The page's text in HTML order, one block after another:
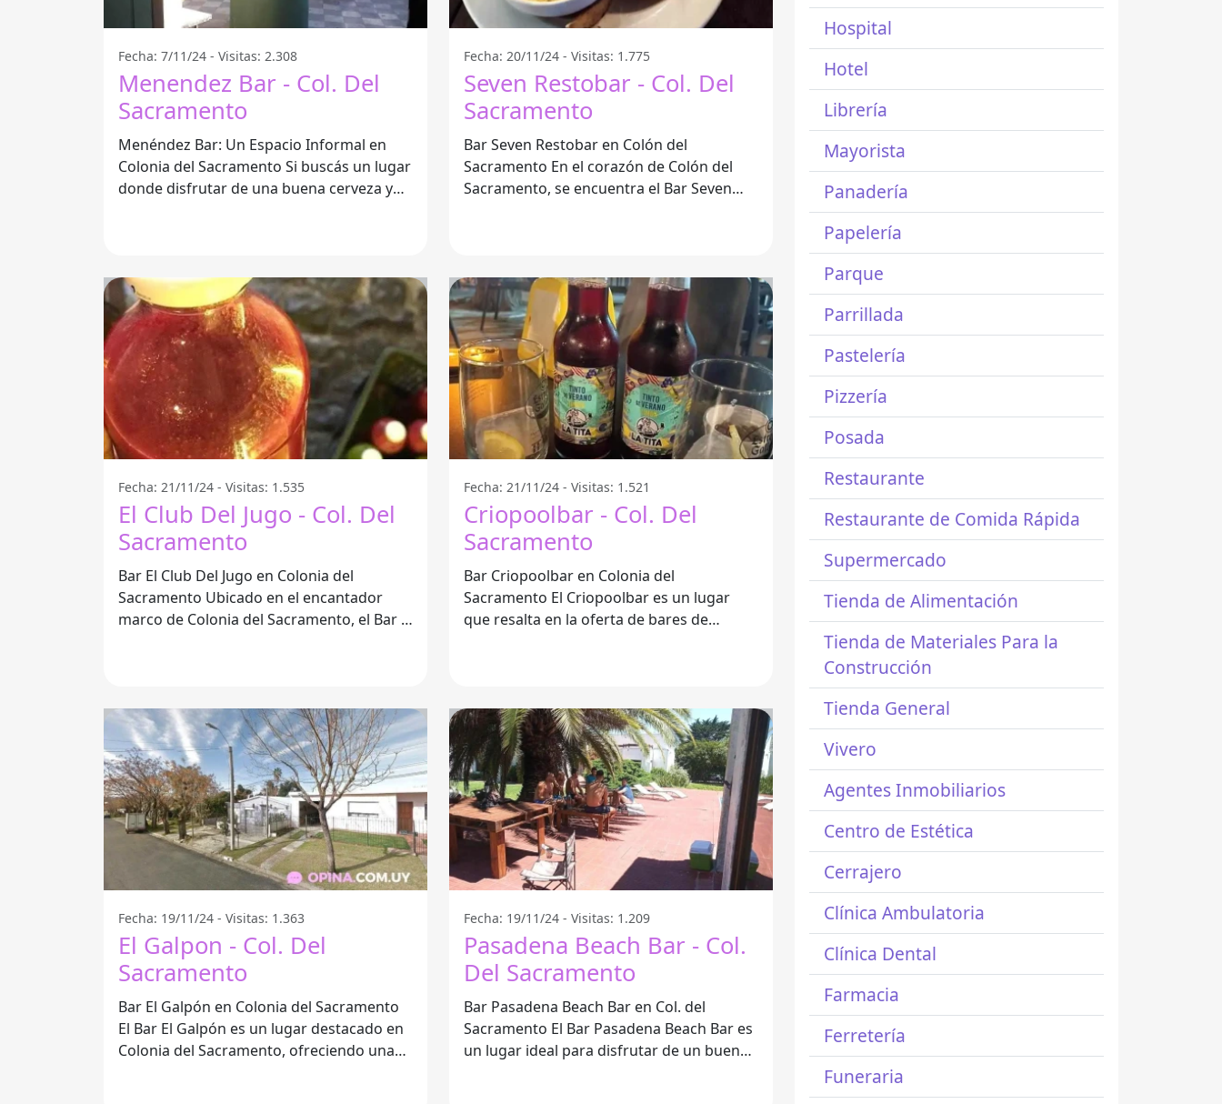
Fecha: 7/11/24 - Visitas: 2.308
Menendez Bar - Col. Del
Sacramento
Menéndez Bar: Un Espacio Informal en
Colonia del Sacramento Si buscás un lugar
donde disfrutar de una buena cerveza y
Fecha: 20/11/24 - Visitas: 1.775
Seven Restobar - Col. Del
Sacramento
Bar Seven Restobar en Colón del
Sacramento En el corazón de Colón del
Sacramento, se encuentra el Bar Seven
Fecha: 21/11/24 - Visitas: 1.535
El Club Del Jugo - Col. Del
Sacramento
Bar El Club Del Jugo en Colonia del
Sacramento Ubicado en el encantador
marco de Colonia del Sacramento, el Bar El
Fecha: 21/11/24 - Visitas: 1.521
Criopoolbar - Col. Del
Sacramento
Bar Criopoolbar en Colonia del
Sacramento El Criopoolbar es un lugar
que resalta en la oferta de bares de
Fecha: 19/11/24 - Visitas: 1.363
El Galpon - Col. Del
Sacramento
Bar El Galpón en Colonia del Sacramento
El Bar El Galpón es un lugar destacado en
Colonia del Sacramento, ofreciendo una
Fecha: 19/11/24 - Visitas: 1.209
Pasadena Beach Bar - Col.
Del Sacramento
Bar Pasadena Beach Bar en Col. del
Sacramento El Bar Pasadena Beach Bar es
un lugar ideal para disfrutar de un buen
Hospital
Hotel
Librería
Mayorista
Panadería
Papelería
Parque
Parrillada
Pastelería
Pizzería
Posada
Restaurante
Restaurante de Comida Rápida
Supermercado
Tienda de Alimentación
Tienda de Materiales Para la
Construcción
Tienda General
Vivero
Agentes Inmobiliarios
Centro de Estética
Cerrajero
Clínica Ambulatoria
Clínica Dental
Farmacia
Ferretería
Funeraria